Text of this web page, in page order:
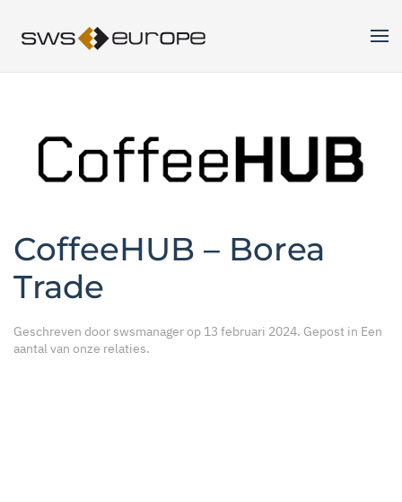
Skip to main content
CoffeeHUB – Borea
Trade
Geschreven door swsmanagerop 13 februari 2024. Gepost in Een
aantal van onze relaties.